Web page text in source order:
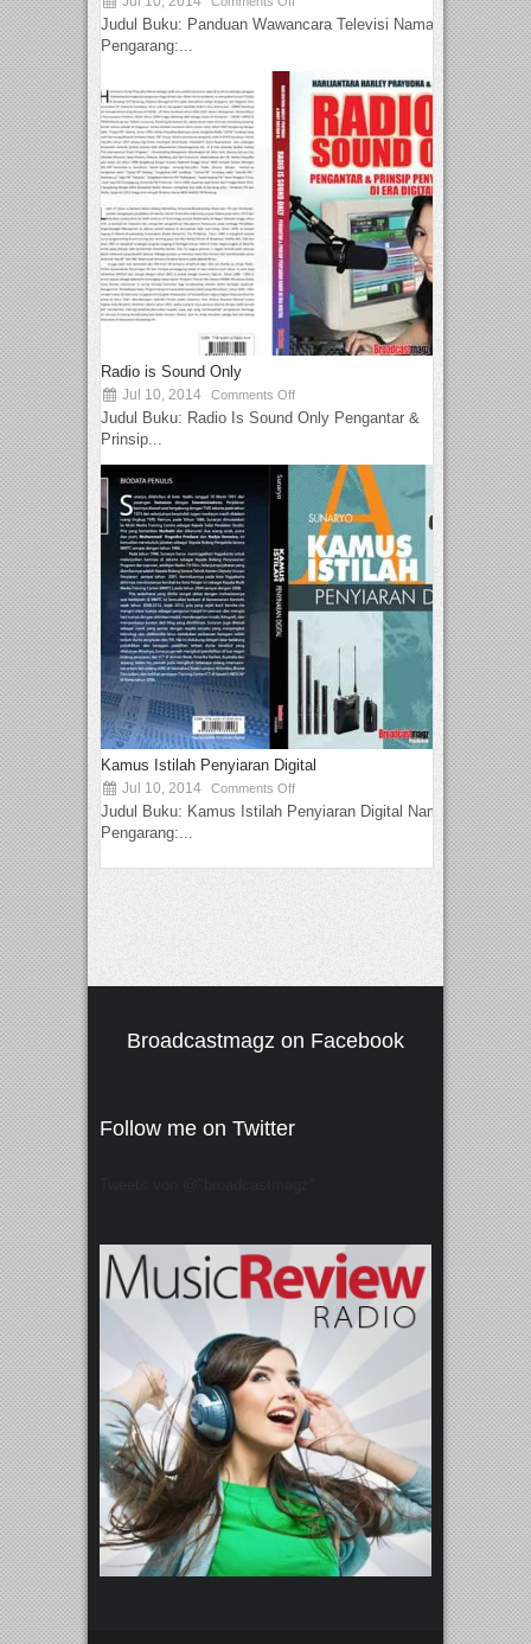
Judul Buku: Panduan Wawancara Televisi Nama
Pengarang:...
Radio is Sound Only
Jul 10, 2014 Comments Off
Judul Buku: Radio Is Sound Only Pengantar &
Prinsip...
Kamus Istilah Penyiaran Digital
Jul 10, 2014 Comments Off
Judul Buku: Kamus Istilah Penyiaran Digital Nama
Pengarang:...
Broadcastmagz on Facebook
Follow me on Twitter